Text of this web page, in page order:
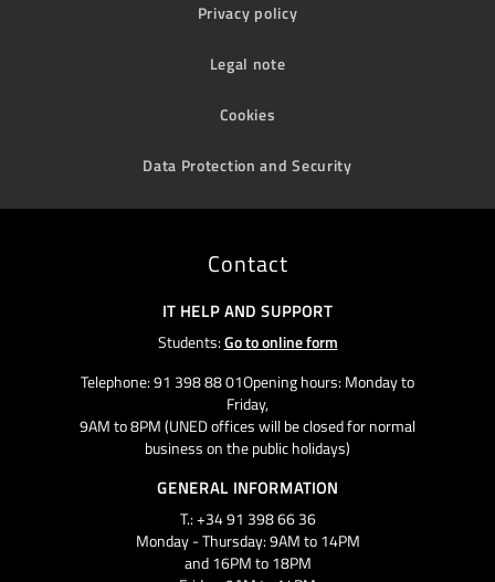
Privacy policy
Legal note
Cookies
Data Protection and Security
Contact
IT HELP AND SUPPORT
Students:Go to online form
Telephone: 91 398 88 01Opening hours: Monday to
Friday,
9AM to 8PM (UNED offices will be closed for normal
business on the public holidays)
GENERAL INFORMATION
T.: +34 91 398 66 36
Monday - Thursday: 9AM to 14PM
and 16PM to 18PM